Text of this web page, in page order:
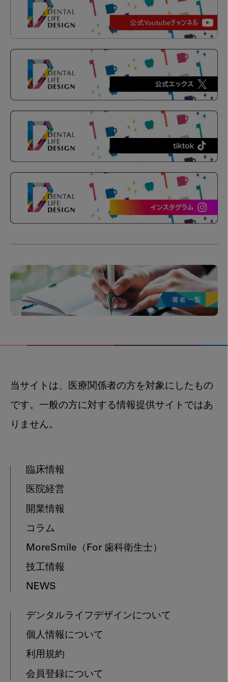
当サイトは、医療関係者の方を対象にしたもの
です。一般の方に対する情報提供サイトではあ
りません。
臨床情報
医院経営
開業情報
コラム
MoreSmile （For 歯科衛生士）
技工情報
NEWS
デンタルライフデザインについて
個人情報について
利用規約
会員登録について